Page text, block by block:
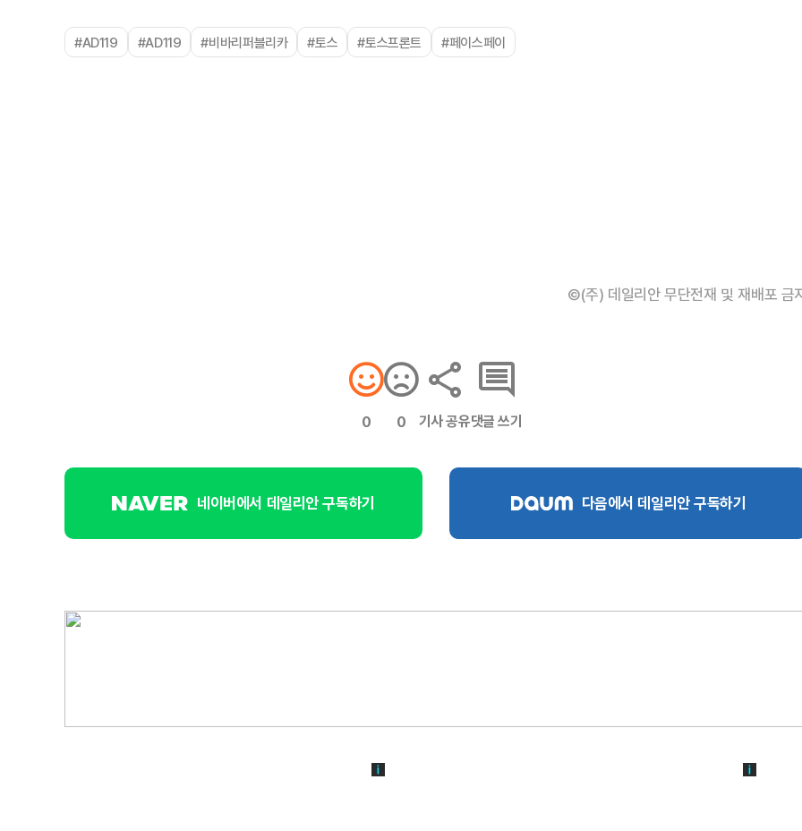
#AD119 #AD119 #비바리퍼블리카 #토스 #토스프론트 #페이스페이
©(주) 데일리안 무단전재 및 재배포 금
0 0 기사 공유댓글 쓰기
네이버에서 데일리안 구독하기 다음에서 데일리안 구독하기